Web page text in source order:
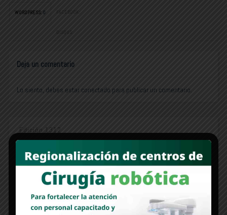
WORDPRESS: 0 FACEBOOK:
DISQUS:
Deja un comentario
Lo siento, debes estar conectado para publicar un comentario.
Edición 1312